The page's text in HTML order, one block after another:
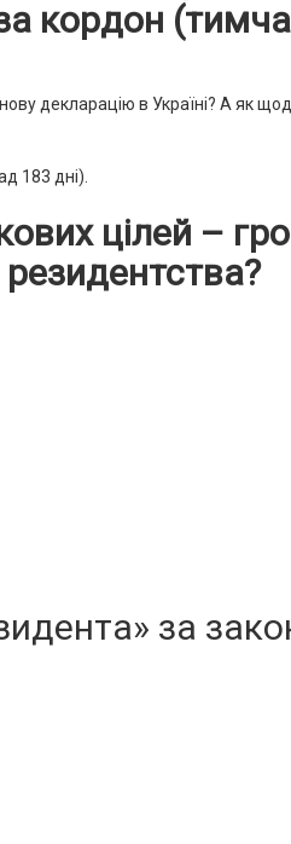
кордон
декларацію в Україні? А як
183 дні).
цілей –
за